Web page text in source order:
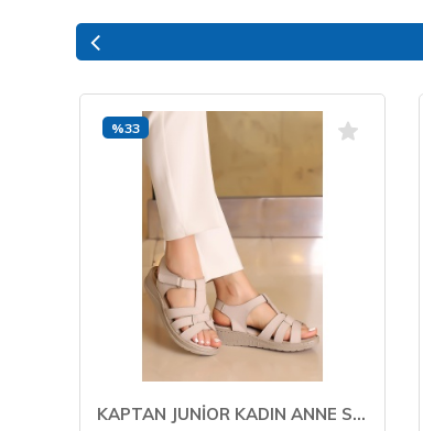
KAPTAN JUNİOR KADIN ANNE SANDALET AYAKKABISI HAKİKİ DERİ ORTOPEDİK ZCKMK 505
%33